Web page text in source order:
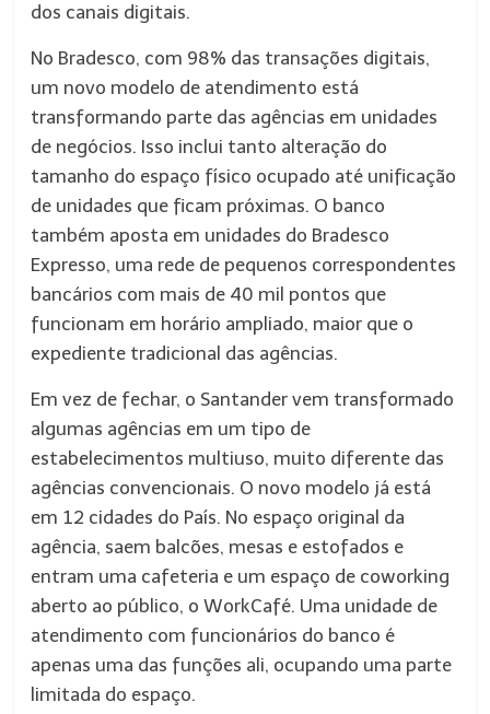
dos canais digitais.
No Bradesco, com 98% das transações digitais,
um novo modelo de atendimento está
transformando parte das agências em unidades
de negócios. Isso inclui tanto alteração do
tamanho do espaço físico ocupado até unificação
de unidades que ficam próximas. O banco
também aposta em unidades do Bradesco
Expresso, uma rede de pequenos correspondentes
bancários com mais de 40 mil pontos que
funcionam em horário ampliado, maior que o
expediente tradicional das agências.
Em vez de fechar, o Santander vem transformado
algumas agências em um tipo de
estabelecimentos multiuso, muito diferente das
agências convencionais. O novo modelo já está
em 12 cidades do País. No espaço original da
agência, saem balcões, mesas e estofados e
entram uma cafeteria e um espaço de coworking
aberto ao público, o WorkCafé. Uma unidade de
atendimento com funcionários do banco é
apenas uma das funções ali, ocupando uma parte
limitada do espaço.